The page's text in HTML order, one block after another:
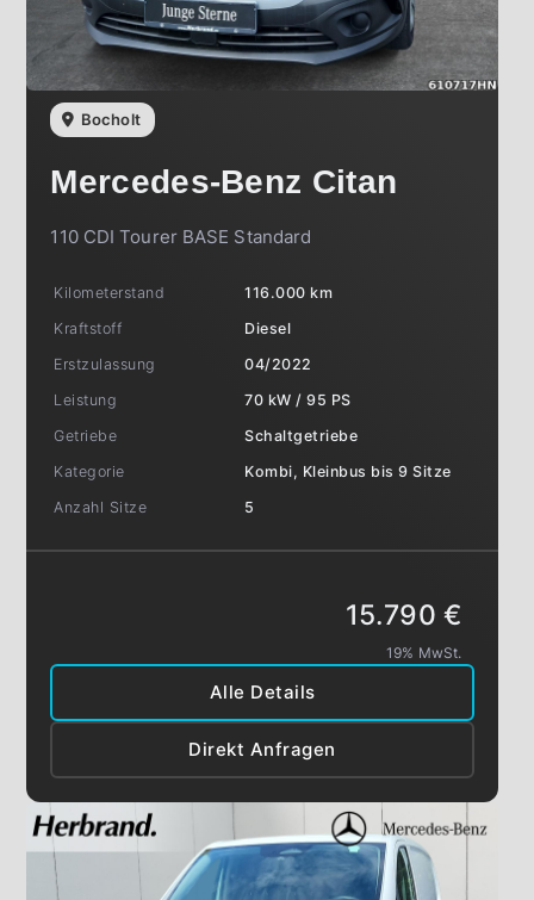
Bocholt
Mercedes-Benz Citan
110 CDI Tourer BASE Standard
Kilometerstand
116.000 km
Kraftstoff
Diesel
Erstzulassung
04/2022
Leistung
70 kW / 95 PS
Getriebe
Schaltgetriebe
Kategorie
Kombi, Kleinbus bis 9 Sitze
Anzahl Sitze
5
Alle Details
Direkt Anfragen
15.790 €
19% MwSt.